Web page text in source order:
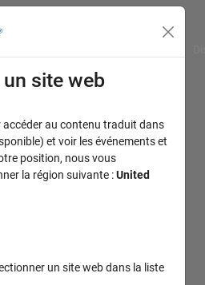
site web
accéder au contenu traduit dans
et voir les événements et
position, nous vous
la région suivante :United
un site web dans la liste